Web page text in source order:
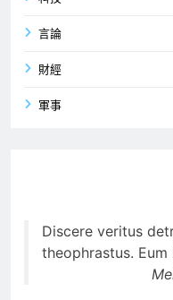
言論
財經
軍事
Discere veritus
theophrastus.